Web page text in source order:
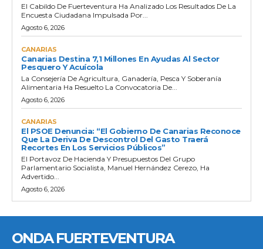
El Cabildo De Fuerteventura Ha Analizado Los Resultados De La
Encuesta Ciudadana Impulsada Por...
Agosto 6, 2026
CANARIAS
Canarias Destina 7,1 Millones En Ayudas Al Sector
Pesquero Y Acuícola
La Consejería De Agricultura, Ganadería, Pesca Y Soberanía
Alimentaria Ha Resuelto La Convocatoria De...
Agosto 6, 2026
CANARIAS
El PSOE Denuncia: “El Gobierno De Canarias Reconoce
Que La Deriva De Descontrol Del Gasto Traerá
Recortes En Los Servicios Públicos”
El Portavoz De Hacienda Y Presupuestos Del Grupo
Parlamentario Socialista, Manuel Hernández Cerezo, Ha
Advertido...
Agosto 6, 2026
ONDA FUERTEVENTURA